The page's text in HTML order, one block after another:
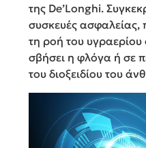
της De’Longhi.
συσκευές
τη ροή του
σβήσει η φλόγα ή σε
του διοξειδίου του